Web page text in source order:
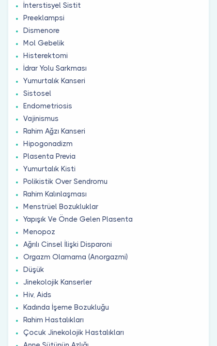
İnterstisyel Sistit
Preeklampsi
Dismenore
Mol Gebelik
Histerektomi
İdrar Yolu Sarkması
Yumurtalık Kanseri
Sistosel
Endometriosis
Vajinismus
Rahim Ağzı Kanseri
Hipogonadizm
Plasenta Previa
Yumurtalık Kisti
Polikistik Over Sendromu
Rahim Kalınlaşması
Menstrüel Bozukluklar
Yapışık Ve Önde Gelen Plasenta
Menopoz
Ağrılı Cinsel İlişki Disparoni
Orgazm Olamama (Anorgazmi)
Düşük
Jinekolojik Kanserler
Hiv, Aids
Kadında İşeme Bozukluğu
Rahim Hastalıkları
Çocuk Jinekolojik Hastalıkları